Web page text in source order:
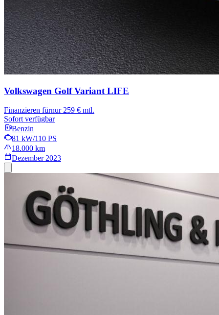
Volkswagen Golf Variant LIFE
Finanzieren fürnur 259 € mtl.
Sofort verfügbar
Benzin
81 kW/110 PS
18.000 km
Dezember 2023